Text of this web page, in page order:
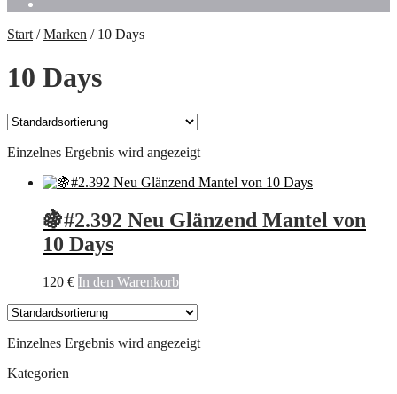
Start /Marken / 10 Days
10 Days
Einzelnes Ergebnis wird angezeigt
🍇#2.392 Neu Glänzend Mantel von
10 Days
120 € In den Warenkorb
Einzelnes Ergebnis wird angezeigt
Kategorien